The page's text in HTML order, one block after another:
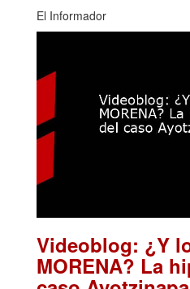
El Informador
Videoblog: ¿Y
MORENA? La